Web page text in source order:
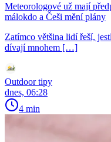
Meteorologové už mají
málokdo a Češi mění plány
Zatímco většina lidí řeší,
dívají mnohem […]
Outdoor tipy
dnes, 06:28
4 min